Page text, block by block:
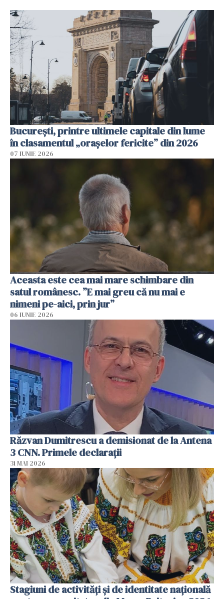
București, printre ultimele capitale din lume
în clasamentul „orașelor fericite” din 2026
07 IUNIE 2026
Aceasta este cea mai mare schimbare din
satul românesc. ”E mai greu că nu mai e
nimeni pe-aici, prin jur”
06 IUNIE 2026
Răzvan Dumitrescu a demisionat de la Antena
3 CNN. Primele declarații
31 MAI 2026
Stagiuni de activități și de identitate națională